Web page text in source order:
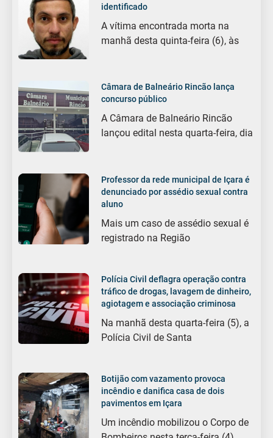
identificado
A vítima encontrada morta na
manhã desta quinta-feira (6), às
Câmara de Balneário Rincão lança
concurso público
A Câmara de Balneário Rincão
lançou edital nesta quarta-feira, dia
Professor da rede municipal de Içara é
denunciado por assédio sexual contra
aluno
Mais um caso de assédio sexual é
registrado na Região
Polícia Civil deflagra operação contra
tráfico de drogas, lavagem de dinheiro,
agiotagem e associação criminosa
Na manhã desta quarta-feira (5), a
Polícia Civil de Santa
Botijão com vazamento provoca
incêndio e danifica casa de dois
pavimentos em Içara
Um incêndio mobilizou o Corpo de